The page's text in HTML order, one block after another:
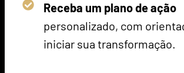
Receba um plano de ação
personalizado, com
iniciar sua transformação.